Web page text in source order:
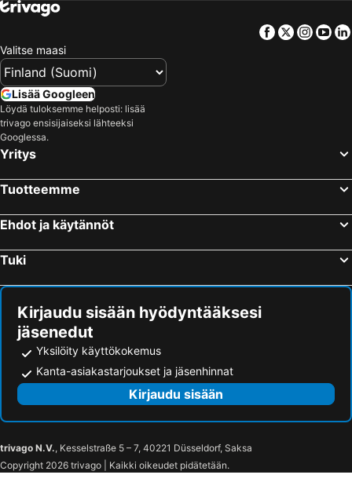
Facebook
Twitter
Valitse maasi
Lisää Googleen
Löydä tuloksemme helposti: lisää
trivago ensisijaiseksi lähteeksi
Googlessa.
Yritys
Tuotteemme
Ehdot ja käytännöt
Tuki
Kirjaudu sisään hyödyntääksesi
jäsenedut
Yksilöity käyttökokemus
Kanta-asiakastarjoukset ja jäsenhinnat
Kirjaudu sisään
trivago N.V., Kesselstraße 5 – 7, 40221 Düsseldorf, Saksa
Copyright 2026 trivago | Kaikki oikeudet pidätetään.